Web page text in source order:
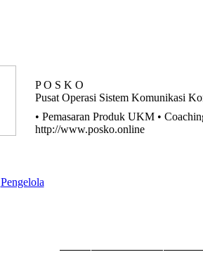
P O S K O
Pusat Operasi Sistem Komunikasi
• Pemasaran Produk UKM •
http://www.posko.online
Pengelola